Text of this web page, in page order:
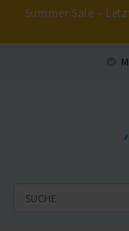
Summer Sale –